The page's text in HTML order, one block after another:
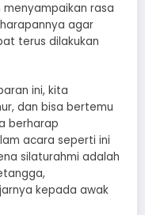
menyampaikan rasa
agar
terus dilakukan
ini, kita
dan bisa bertemu
berharap
acara seperti ini
silaturahmi adalah
kepada awak